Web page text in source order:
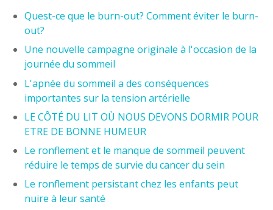
Quest-ce que le burn-out? Comment éviter le burn-
out?
Une nouvelle campagne originale à l'occasion de la
journée du sommeil
L'apnée du sommeil a des conséquences
importantes sur la tension artérielle
LE CÔTÉ DU LIT OÙ NOUS DEVONS DORMIR POUR
ETRE DE BONNE HUMEUR
Le ronflement et le manque de sommeil peuvent
réduire le temps de survie du cancer du sein
Le ronflement persistant chez les enfants peut
nuire à leur santé